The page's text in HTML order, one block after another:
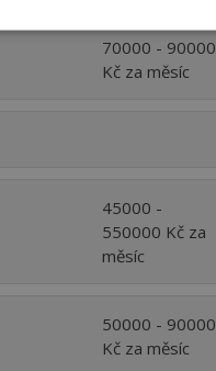
70000 - 90000
Kč za měsíc
45000 -
550000 Kč za
měsíc
50000 - 90000
Kč za měsíc